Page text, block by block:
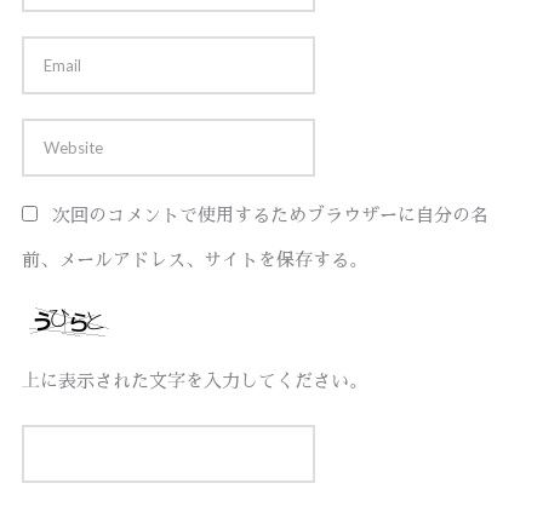
次回のコメントで使用するためブラウザーに自分の名
前、メールアドレス、サイトを保存する。
上に表示された文字を入力してください。